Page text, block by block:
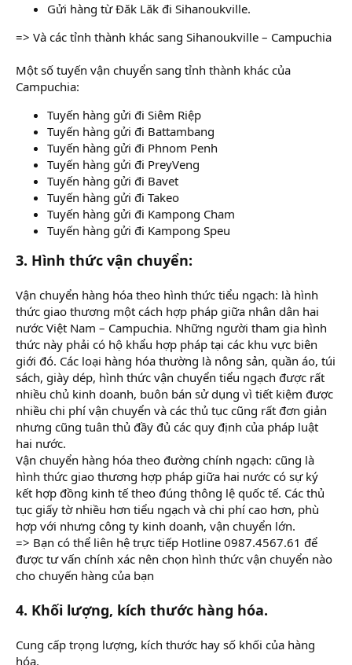
Gửi hàng từ Đăk Lăk đi Sihanoukville.
=> Và các tỉnh thành khác sang Sihanoukville – Campuchia
Một số tuyến vận chuyển sang tỉnh thành khác của
Campuchia:
Tuyến hàng gửi đi Siêm Riệp
Tuyến hàng gửi đi Battambang
Tuyến hàng gửi đi Phnom Penh
Tuyến hàng gửi đi PreyVeng
Tuyến hàng gửi đi Bavet
Tuyến hàng gửi đi Takeo
Tuyến hàng gửi đi Kampong Cham
Tuyến hàng gửi đi Kampong Speu
3. Hình thức vận chuyển:
Vận chuyển hàng hóa theo hình thức tiểu ngạch: là hình
thức giao thương một cách hợp pháp giữa nhân dân hai
nước Việt Nam – Campuchia. Những người tham gia hình
thức này phải có hộ khẩu hợp pháp tại các khu vực biên
giới đó. Các loại hàng hóa thường là nông sản, quần áo, túi
sách, giày dép, hình thức vận chuyển tiểu ngạch được rất
nhiều chủ kinh doanh, buôn bán sử dụng vì tiết kiệm được
nhiều chi phí vận chuyển và các thủ tục cũng rất đơn giản
nhưng cũng tuân thủ đầy đủ các quy định của pháp luật
hai nước.
Vận chuyển hàng hóa theo đường chính ngạch: cũng là
hình thức giao thương hợp pháp giữa hai nước có sự ký
kết hợp đồng kinh tế theo đúng thông lệ quốc tế. Các thủ
tục giấy tờ nhiều hơn tiểu ngạch và chi phí cao hơn, phù
hợp với nhưng công ty kinh doanh, vận chuyển lớn.
=> Bạn có thể liên hệ trực tiếp Hotline 0987.4567.61 để
được tư vấn chính xác nên chọn hình thức vận chuyển nào
cho chuyến hàng của bạn
4. Khối lượng, kích thước hàng hóa.
Cung cấp trọng lượng, kích thước hay số khối của hàng
hóa.